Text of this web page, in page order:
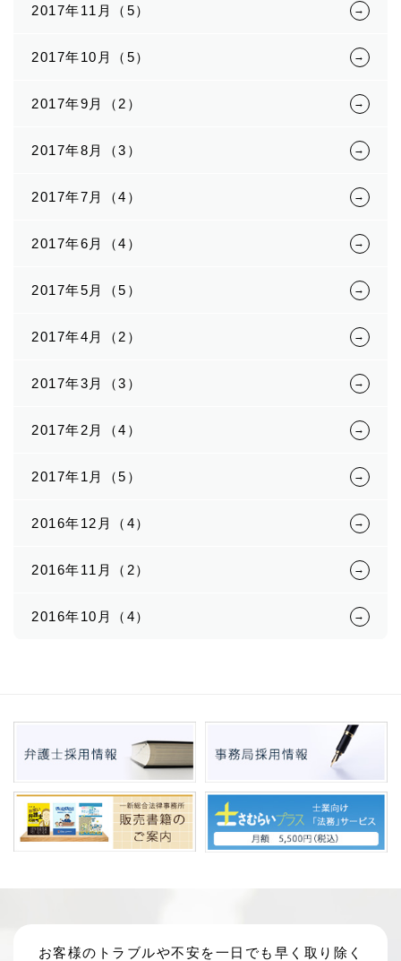
2017年11月（5）
2017年10月（5）
2017年9月（2）
2017年8月（3）
2017年7月（4）
2017年6月（4）
2017年5月（5）
2017年4月（2）
2017年3月（3）
2017年2月（4）
2017年1月（5）
2016年12月（4）
2016年11月（2）
2016年10月（4）
お客様のトラブルや不安を一日でも早く取り除く